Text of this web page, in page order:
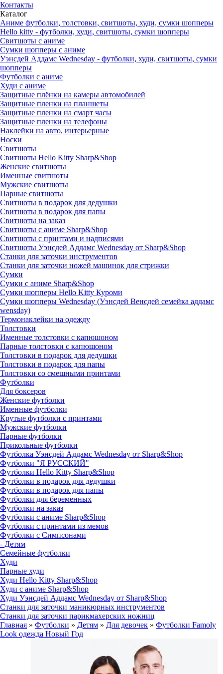
Контакты
Каталог
Аниме футболки, толстовки, свитшоты, худи, сумки шопперы
Hello kitty - футболки, худи, свитшоты, сумки шопперы
Свитшоты с аниме
Сумки шопперы с аниме
Уэнсдей Аддамс Wednesday - футболки, худи, свитшоты, сумки
шопперы
Футболки с аниме
Худи с аниме
Защитные плёнки на камеры автомобилей
Защитные пленки на планшеты
Защитные пленки на смарт часы
Защитные пленки на телефоны
Наклейки на авто, интерьерные
Носки
Свитшоты
Cвитшоты Hello Kitty Sharp&Shop
Женские свитшоты
Именные свитшоты
Мужские свитшоты
Парные свитшоты
Свитшоты в подарок для дедушки
Свитшоты в подарок для папы
Свитшоты на заказ
Свитшоты с аниме Sharp&Shop
Свитшоты с принтами и надписями
Свитшоты Уэнсдей Аддамс Wednesday от Sharp&Shop
Станки для заточки инструментов
Станки для заточки ножей машинок для стрижки
Сумки
Сумки с аниме Sharp&Shop
Сумки шопперы Hello Kitty Куроми
Сумки шопперы Wednesday (Уэнсдей Венсдей семейка аддамс
wensday)
Термонаклейки на одежду
Толстовки
Именные толстовки с капюшоном
Парные толстовки с капюшоном
Толстовки в подарок для дедушки
Толстовки в подарок для папы
Толстовки со смешными принтами
Футболки
Для боксеров
Женские футболки
Именные футболки
Крутые футболки с принтами
Мужские футболки
Парные футболки
Прикольные футболки
Футболка Уэнсдей Аддамс Wednesday от Sharp&Shop
Футболки "Я РУССКИЙ"
Футболки Hello Kitty Sharp&Shop
Футболки в подарок для дедушки
Футболки в подарок для папы
Футболки для беременных
Футболки на заказ
Футболки с аниме Sharp&Shop
Футболки с принтами из мемов
Футболки с Симпсонами
- Детям
Семейные футболки
Худи
Парные худи
Худи Hello Kitty Sharp&Shop
Худи с аниме Sharp&Shop
Худи Уэнсдей Аддамс Wednesday от Sharp&Shop
Станки для заточки маникюрных инструментов
Станки для заточки парикмахерских ножниц
Главная » Футболки » Детям » Для девочек » Футболки Famoly
Look одежда Новый Год